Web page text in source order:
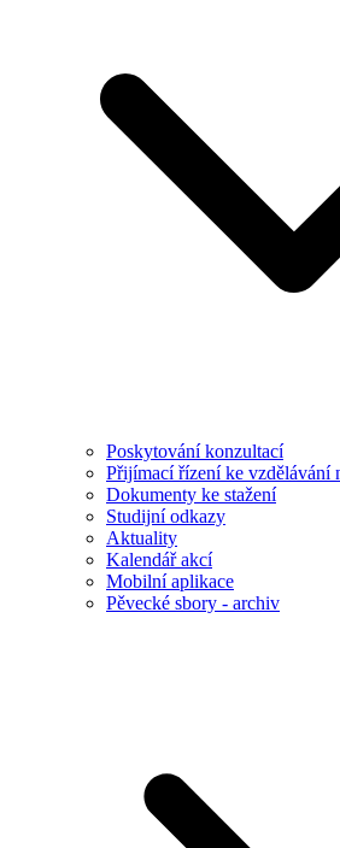
Poskytování konzultací
Přijímací řízení ke vzdělávání
Dokumenty ke stažení
Studijní odkazy
Aktuality
Kalendář akcí
Mobilní aplikace
Pěvecké sbory - archiv